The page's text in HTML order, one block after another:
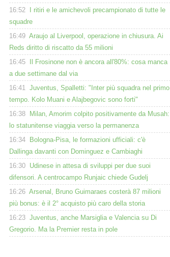
16:52
I ritiri e le amichevoli precampionato di tutte le
squadre
16:49 Araujo al Liverpool, operazione in chiusura. Ai
Reds diritto di riscatto da 55 milioni
16:45
Il Frosinone non è ancora all'80%: cosa manca
a due settimane dal via
16:41 Juventus, Spalletti: "Inter più squadra nel primo
tempo. Kolo Muani e Alajbegovic sono forti"
16:38
Milan, Amorim colpito positivamente da Musah:
lo statunitense viaggia verso la permanenza
16:34
Bologna-Pisa, le formazioni ufficiali: c'è
Dallinga davanti con Dominguez e Cambiaghi
16:30 Udinese in attesa di sviluppi per due suoi
difensori. A centrocampo Runjaic chiede Gudelj
16:26 Arsenal, Bruno Guimaraes costerà 87 milioni
più bonus: è il 2° acquisto più caro della storia
16:23 Juventus, anche Marsiglia e Valencia su Di
Gregorio. Ma la Premier resta in pole